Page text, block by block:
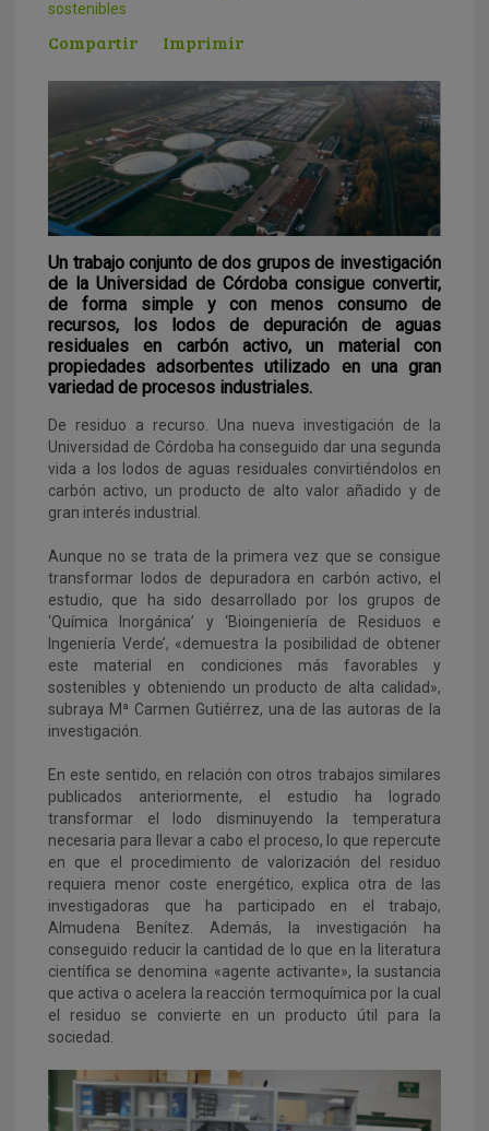
sostenibles
Compartir Imprimir
Un trabajo conjunto de dos grupos de investigación
de la Universidad de Córdoba consigue convertir,
de forma simple y con menos consumo de
recursos, los lodos de depuración de aguas
residuales en carbón activo, un material con
propiedades adsorbentes utilizado en una gran
variedad de procesos industriales.
De residuo a recurso. Una nueva investigación de la
Universidad de Córdoba ha conseguido dar una segunda
vida a los lodos de aguas residuales convirtiéndolos en
carbón activo, un producto de alto valor añadido y de
gran interés industrial.
Aunque no se trata de la primera vez que se consigue
transformar lodos de depuradora en carbón activo, el
estudio, que ha sido desarrollado por los grupos de
‘Química Inorgánica’ y ‘Bioingeniería de Residuos e
Ingeniería Verde’, «demuestra la posibilidad de obtener
este material en condiciones más favorables y
sostenibles y obteniendo un producto de alta calidad»,
subraya Mª Carmen Gutiérrez, una de las autoras de la
investigación.
En este sentido, en relación con otros trabajos similares
publicados anteriormente, el estudio ha logrado
transformar el lodo disminuyendo la temperatura
necesaria para llevar a cabo el proceso, lo que repercute
en que el procedimiento de valorización del residuo
requiera menor coste energético, explica otra de las
investigadoras que ha participado en el trabajo,
Almudena Benítez. Además, la investigación ha
conseguido reducir la cantidad de lo que en la literatura
científica se denomina «agente activante», la sustancia
que activa o acelera la reacción termoquímica por la cual
el residuo se convierte en un producto útil para la
sociedad.